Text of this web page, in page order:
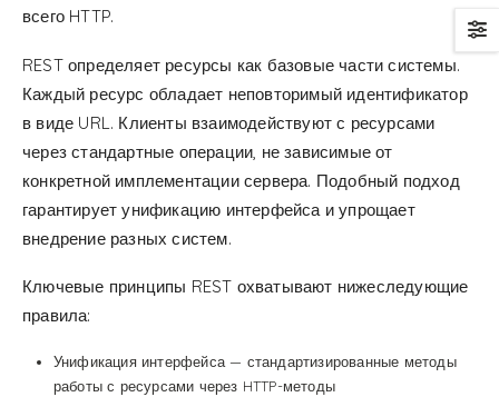
всего HTTP.
REST определяет ресурсы как базовые части системы.
Каждый ресурс обладает неповторимый идентификатор
в виде URL. Клиенты взаимодействуют с ресурсами
через стандартные операции, не зависимые от
конкретной имплементации сервера. Подобный подход
гарантирует унификацию интерфейса и упрощает
внедрение разных систем.
Ключевые принципы REST охватывают нижеследующие
правила:
Унификация интерфейса — стандартизированные методы
работы с ресурсами через HTTP-методы